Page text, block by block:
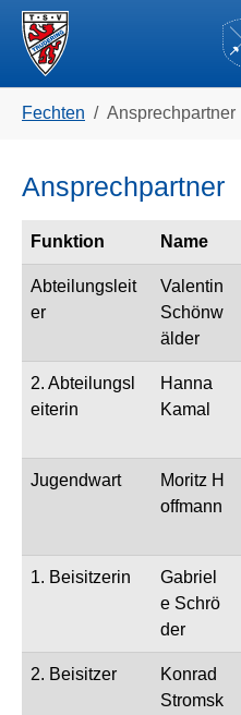
Skip to main navigation
Zum Hauptinhalt springen
Skip to page footer
Fechten Ansprechpartner
Ansprechpartner
Funktion Name
Abteilungsleit
er
Valentin
Schönw
älder
2. Abteilungsl
eiterin
Hanna
Kamal
Jugendwart
Moritz H
offmann
1. Beisitzerin
Gabriel
e Schrö
der
2. Beisitzer
Konrad
Stromsk